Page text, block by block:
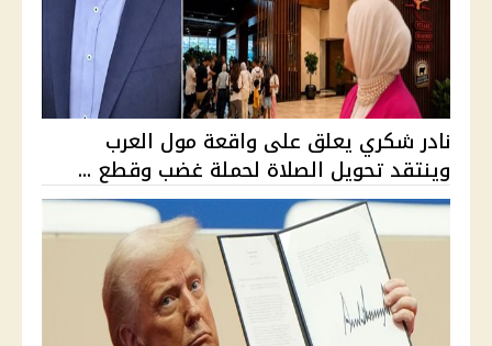
نادر شكري يعلق على واقعة مول العرب
وينتقد تحويل الصلاة لحملة غضب وقطع ...